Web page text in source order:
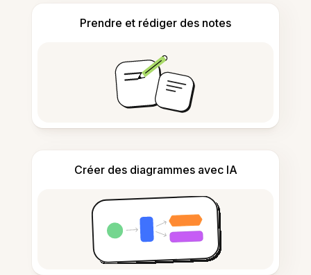
Prendre et rédiger des notes
Créer des diagrammes avec IA